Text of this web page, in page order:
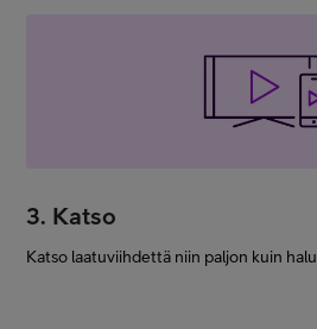
3. Katso
Katso laatuviihdettä niin paljon kuin